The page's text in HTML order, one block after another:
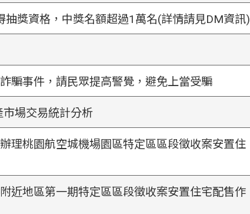
抽獎資格，中獎名額超過1萬名(詳情請見DM資訊)
騙事件，請民眾提高警覺，避免上當受騙
場交易統計分析
理桃園航空城機場園區特定區區段徵收案安置住
近地區第一期特定區區段徵收案安置住宅配售作